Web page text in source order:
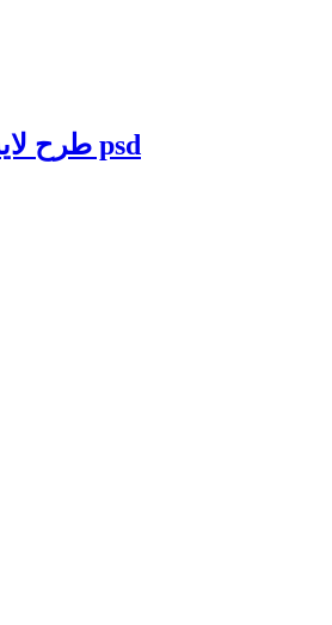
طرح لایه باز آگهی ترحیم psd